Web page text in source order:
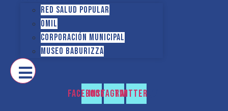
Red Salud Popular
OMIL
Corporación Municipal
Museo Baburizza
FacebookInstagramTwitter